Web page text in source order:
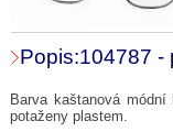
Popis:104787 -
Barva kaštanová
potaženy plastem.